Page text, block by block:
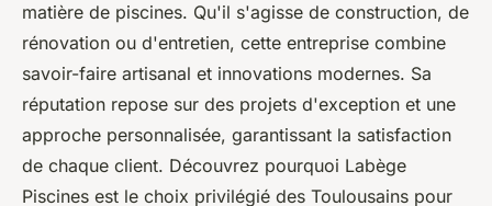
matière de piscines. Qu'il s'agisse de construction, de
rénovation ou d'entretien, cette entreprise combine
savoir-faire artisanal et innovations modernes. Sa
réputation repose sur des projets d'exception et une
approche personnalisée, garantissant la satisfaction
de chaque client. Découvrez pourquoi Labège
Piscines est le choix privilégié des Toulousains pour